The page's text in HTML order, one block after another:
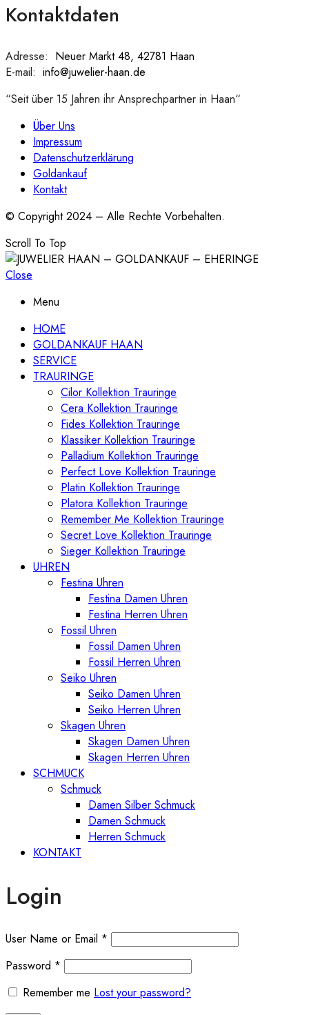
Kontaktdaten
Adresse: Neuer Markt 48, 42781 Haan
E-mail: info@juwelier-haan.de
“Seit über 15 Jahren ihr Ansprechpartner in Haan“
Über Uns
Impressum
Datenschutzerklärung
Goldankauf
Kontakt
© Copyright 2024 – Alle Rechte Vorbehalten.
Scroll To Top
Close
Menu
HOME
GOLDANKAUF HAAN
SERVICE
TRAURINGE
Cilor Kollektion Trauringe
Cera Kollektion Trauringe
Fides Kollektion Trauringe
Klassiker Kollektion Trauringe
Palladium Kollektion Trauringe
Perfect Love Kollektion Trauringe
Platin Kollektion Trauringe
Platora Kollektion Trauringe
Remember Me Kollektion Trauringe
Secret Love Kollektion Trauringe
Sieger Kollektion Trauringe
UHREN
Festina Uhren
Festina Damen Uhren
Festina Herren Uhren
Fossil Uhren
Fossil Damen Uhren
Fossil Herren Uhren
Seiko Uhren
Seiko Damen Uhren
Seiko Herren Uhren
Skagen Uhren
Skagen Damen Uhren
Skagen Herren Uhren
SCHMUCK
Schmuck
Damen Silber Schmuck
Damen Schmuck
Herren Schmuck
KONTAKT
Login
User Name or Email *
Password *
Remember me Lost your password?